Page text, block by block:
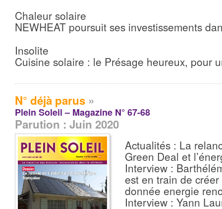
Chaleur solaire
NEWHEAT poursuit ses investissements
Insolite
Cuisine solaire : le Présage heureux, pour
N° déjà parus »
Plein Soleil – Magazine N° 67-68
Parution : Juin 2020
Actualités : La
Green Deal et
Interview :
est en train de
donnée energie
Interview : Yann